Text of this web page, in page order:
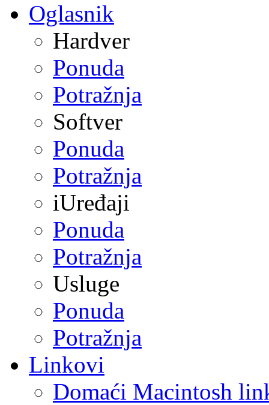
Oglasnik
Hardver
Ponuda
Potražnja
Softver
Ponuda
Potražnja
iUređaji
Ponuda
Potražnja
Usluge
Ponuda
Potražnja
Linkovi
Domaći Macintosh